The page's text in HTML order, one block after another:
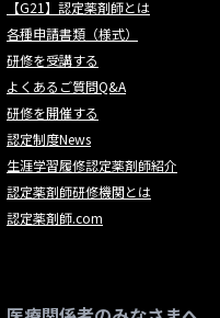
【G21】認定薬剤師とは
各種申請書類（様式）
研修を受講する
よくあるご質問Q&A
研修を開催する
認定制度News
生涯学習履修認定薬剤師紹介
認定薬剤師研修機関とは
認定薬剤師.com